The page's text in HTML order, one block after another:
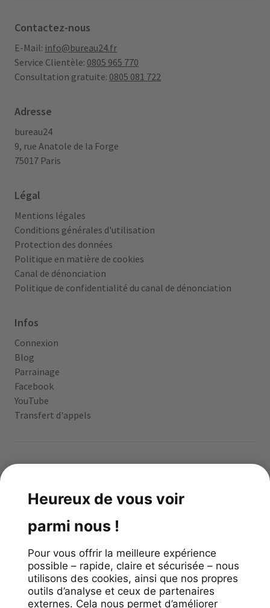
Contactez-nous
E-Mail: info@bureau24.fr
Service Clientèle: 0805 965 770
Consultation gratuite: 0805 081 722
Adresse
bureau24
9, rue Anatole de la Forge
75017 Paris
Légal
Mentions légales
Conditions générales d'utilisation
Protection des données
Politique en matière de cookies
Canal de dénonciation
Politique de confidentialité du canal de dénonciation
Infos
Connexion
Blog
Parrainage
Facebook
YouTube
Transfert d'appels
4.1 stars/99reviews